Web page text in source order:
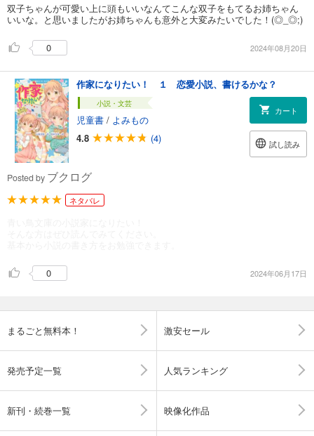
双子ちゃんが可愛い上に頭もいいなんてこんな双子をもてるお姉ちゃん
いいな。と思いましたがお姉ちゃんも意外と大変みたいでした！(◎_◎;)
0 2024年08月20日
作家になりたい！ １ 恋愛小説、書けるかな？
小説・文芸
児童書 / よみもの
4.8
(4)
カート
試し読み
Posted by ブクログ
ネタバレ
0 2024年06月17日
まるごと無料本！ 激安セール
発売予定一覧 人気ランキング
新刊・続巻一覧 映像化作品